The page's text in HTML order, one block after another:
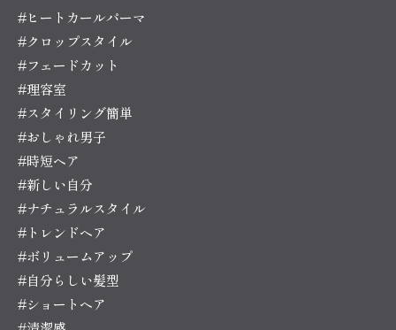
#ヒートカールパーマ
#クロップスタイル
#フェードカット
#理容室
#スタイリング簡単
#おしゃれ男子
#時短ヘア
#新しい自分
#ナチュラルスタイル
#トレンドヘア
#ボリュームアップ
#自分らしい髪型
#ショートヘア